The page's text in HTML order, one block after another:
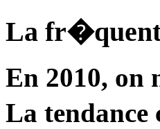
La
En 2010, on
La tendance